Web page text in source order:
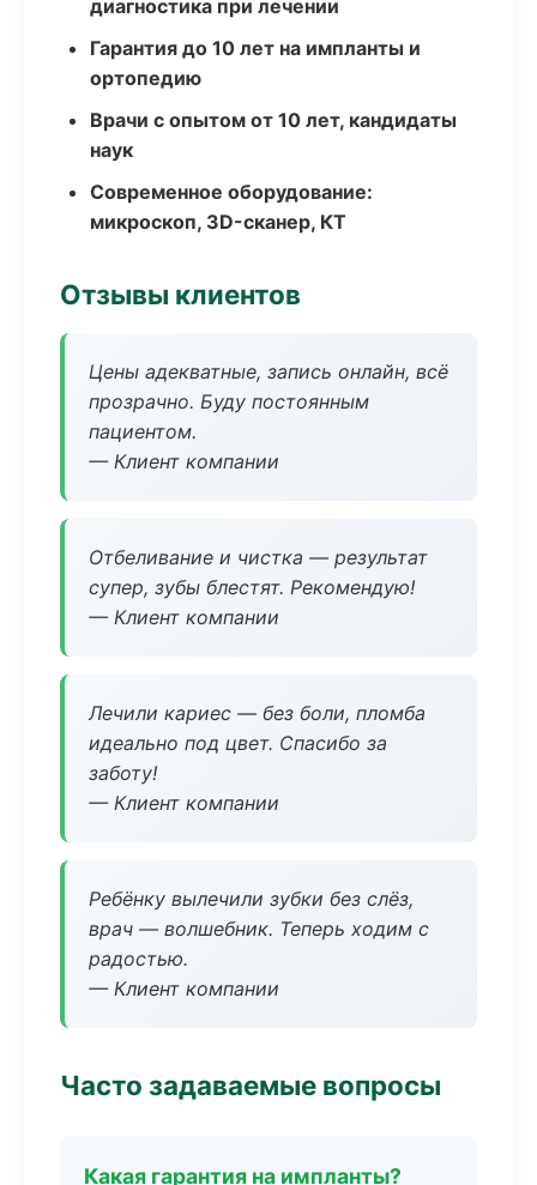
диагностика при лечении
Гарантия до 10 лет на импланты и
ортопедию
Врачи с опытом от 10 лет, кандидаты
наук
Современное оборудование:
микроскоп, 3D-сканер, КТ
Отзывы клиентов
Цены адекватные, запись онлайн, всё
прозрачно. Буду постоянным
пациентом.
— Клиент компании
Отбеливание и чистка — результат
супер, зубы блестят. Рекомендую!
— Клиент компании
Лечили кариес — без боли, пломба
идеально под цвет. Спасибо за
заботу!
— Клиент компании
Ребёнку вылечили зубки без слёз,
врач — волшебник. Теперь ходим с
радостью.
— Клиент компании
Часто задаваемые вопросы
Какая гарантия на импланты?